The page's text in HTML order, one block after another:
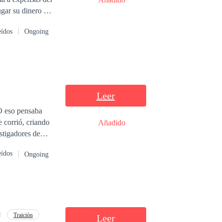
su dinero en
Ongoing
pensaba
de
que la
Ongoing
Leer
Añadido
Traición Leer